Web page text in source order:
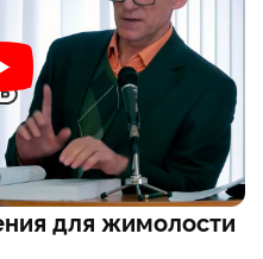
для жимолости